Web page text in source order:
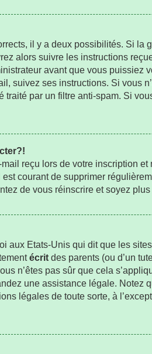
il y a deux possibilités. Si la
alors suivre les instructions
avant que vous puissiez
suivez ses instructions. Si vous
par un filtre anti-spam. Si
reçu lors de votre inscription
courant de supprimer
de vous réinscrire et soyez
aux Etats-Unis qui dit que les
écrit des parents (ou d’un
n’êtes pas sûr que cela
une assistance légale. Notez
légales de toute sorte, à